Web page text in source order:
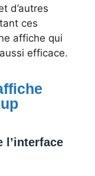
d’autres
ces
affiche qui
efficace.
l’interface